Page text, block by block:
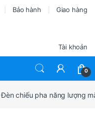
Bảo hành Giao hàng
Tài khoản
0
Đèn chiếu pha năng lượng